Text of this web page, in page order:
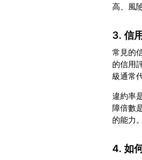
3. 信
常見的
的信用
違約率
障倍數
4. 如